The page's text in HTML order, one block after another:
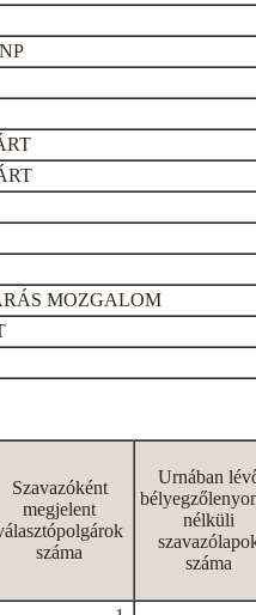
MOZGALOM
Szavazóként
megjelent
száma
Urnában
nélküli
száma